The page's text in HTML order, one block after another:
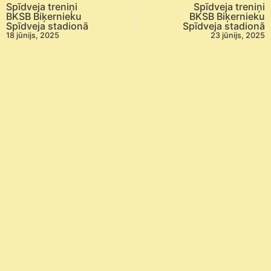
Spīdveja treniņi
BKSB Biķernieku
Spīdveja stadionā
18 jūnijs, 2025
Spīdveja treniņi
BKSB Biķernieku
Spīdveja stadionā
23 jūnijs, 2025